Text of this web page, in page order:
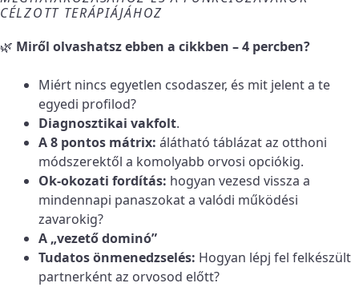
CÉLZOTT TERÁPIÁJÁHOZ
🌿 Miről olvashatsz ebben a cikkben – 4 percben?
Miért nincs egyetlen csodaszer, és mit jelent a te
egyedi profilod?
Diagnosztikai vakfolt.
A 8 pontos mátrix: álátható táblázat az otthoni
módszerektől a komolyabb orvosi opciókig.
Ok-okozati fordítás: hogyan vezesd vissza a
mindennapi panaszokat a valódi működési
zavarokig?
A „vezető dominó”
Tudatos önmenedzselés: Hogyan lépj fel felkészült
partnerként az orvosod előtt?